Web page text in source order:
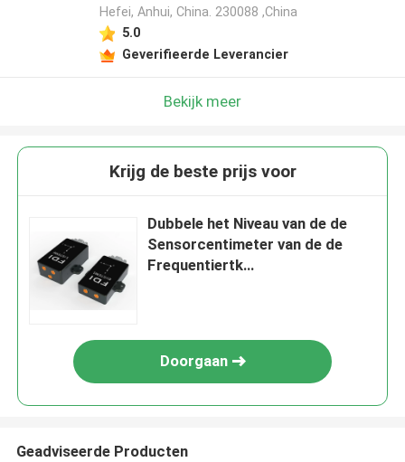
Hefei, Anhui, China. 230088 ,China
5.0
Geverifieerde Leverancier
Bekijk meer
Krijg de beste prijs voor
Dubbele het Niveau van de de
Sensorcentimeter van de de
Frequentiertk
Doorgaan
Geadviseerde Producten